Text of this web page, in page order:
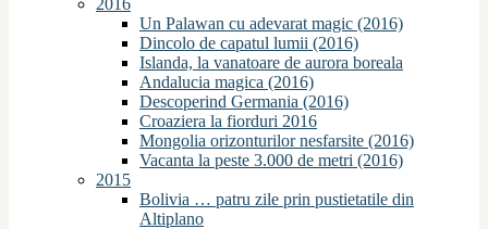
2016
Un Palawan cu adevarat magic (2016)
Dincolo de capatul lumii (2016)
Islanda, la vanatoare de aurora boreala
Andalucia magica (2016)
Descoperind Germania (2016)
Croaziera la fiorduri 2016
Mongolia orizonturilor nesfarsite (2016)
Vacanta la peste 3.000 de metri (2016)
2015
Bolivia … patru zile prin pustietatile din
Altiplano